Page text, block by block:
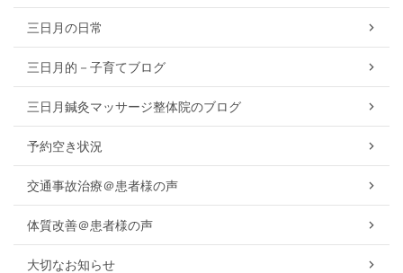
三日月の日常
三日月的－子育てブログ
三日月鍼灸マッサージ整体院のブログ
予約空き状況
交通事故治療＠患者様の声
体質改善＠患者様の声
大切なお知らせ